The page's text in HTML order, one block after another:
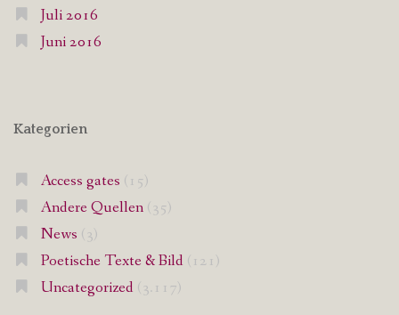
Juli 2016
Juni 2016
Kategorien
Access gates (15)
Andere Quellen(35)
News (3)
Poetische Texte & Bild (121)
Uncategorized (3.117)